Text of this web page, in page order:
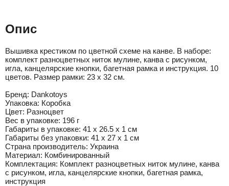
Опис
Вышивка крестиком по цветной схеме на канве. В наборе:
комплект разноцветных ниток мулине, канва с рисунком,
игла, канцелярские кнопки, багетная рамка и инструкция. 10
цветов. Размер рамки: 23 х 32 см.
Бренд: Dankotoys
Упаковка: Коробка
Цвет: Разноцвет
Вес в упаковке: 196 г
Габариты в упаковке: 41 x 26.5 x 1 см
Габариты без упаковки: 41 x 27 x 1 см
Cтрана производитель: Украина
Материал: Комбинированный
Комплектация: Комплект разноцветных ниток мулине, канва
с рисунком, игла, канцелярские кнопки, багетная рамка,
инструкция